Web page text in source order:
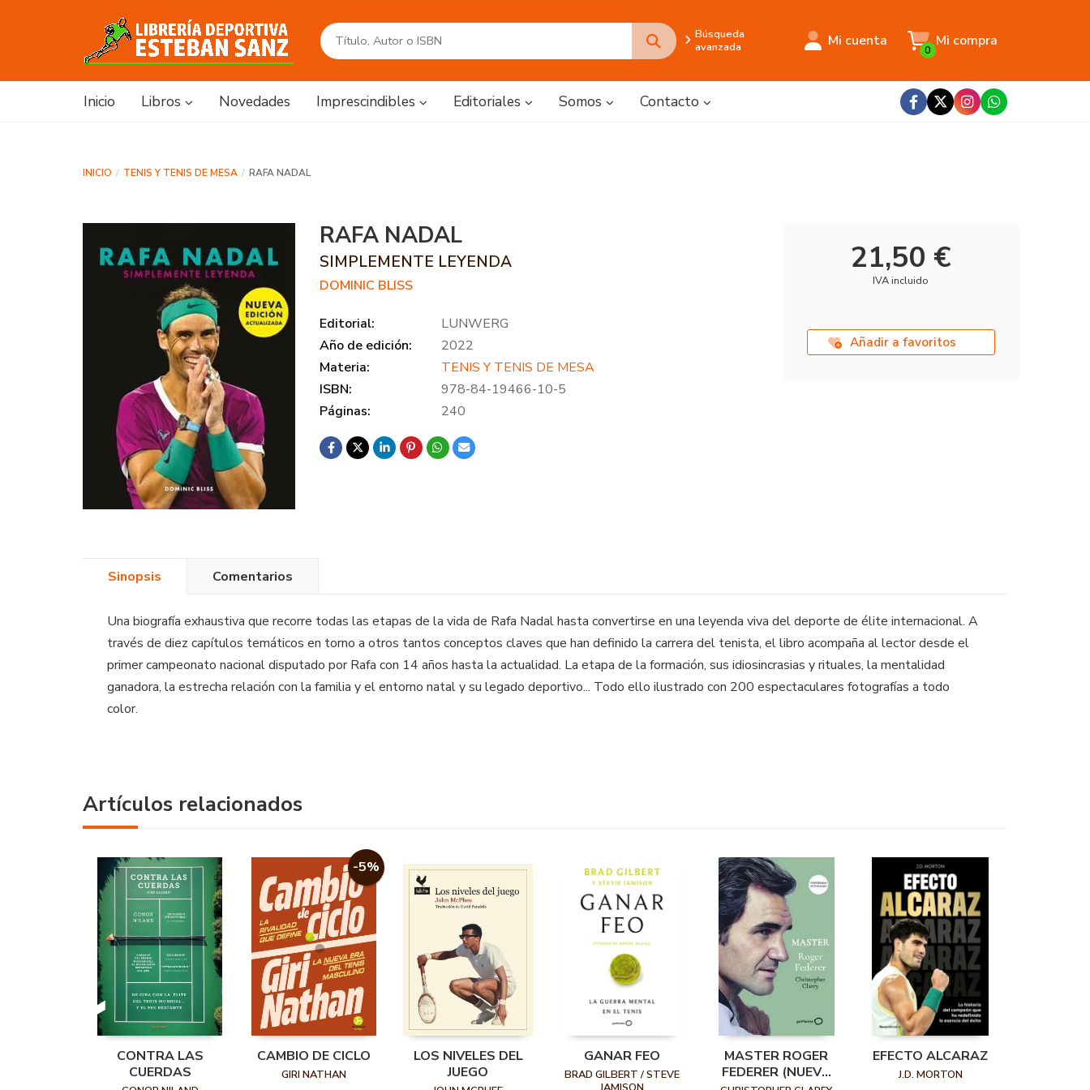
Búsqueda
avanzada
Mi cuenta Mi compra
0
Inicio Libros Novedades Imprescindibles Editoriales Somos Contacto
INICIO TENIS Y TENIS DE MESA RAFA NADAL
RAFA NADAL
SIMPLEMENTE LEYENDA
DOMINIC BLISS
Editorial:
LUNWERG
Año de edición:
2022
Materia:
TENIS Y TENIS DE MESA
ISBN:
978-84-19466-10-5
Páginas:
240
21,50 €
IVA incluido
Añadir a favoritos
Sinopsis Comentarios
Una biografía exhaustiva que recorre todas las etapas de la vida de Rafa Nadal hasta convertirse en una leyenda viva del deporte de élite internacional. A
través de diez capítulos temáticos en torno a otros tantos conceptos claves que han definido la carrera del tenista, el libro acompaña al lector desde el
primer campeonato nacional disputado por Rafa con 14 años hasta la actualidad. La etapa de la formación, sus idiosincrasias y rituales, la mentalidad
ganadora, la estrecha relación con la familia y el entorno natal y su legado deportivo... Todo ello ilustrado con 200 espectaculares fotografías a todo
color.
Artículos relacionados
CONTRA LAS
CUERDAS
-5%
CAMBIO DE CICLO
GIRI NATHAN
LOS NIVELES DEL
JUEGO
GANAR FEO
BRAD GILBERT / STEVE
MASTER ROGER
FEDERER (NUEVA
EFECTO ALCARAZ
J.D. MORTON